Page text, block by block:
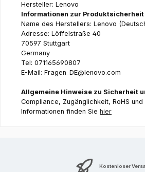
Hersteller: Lenovo
Informationen zur Produktsicherheit
Name des Herstellers: Lenovo
Adresse: Löffelstraße 40
70597 Stuttgart
Germany
Tel: 071165690807
E-Mail: Fragen_DE@lenovo.com
Allgemeine Hinweise zu Sicherheit
Compliance, Zugänglichkeit, RoHS und
Informationen finden Sie hier
Kostenloser